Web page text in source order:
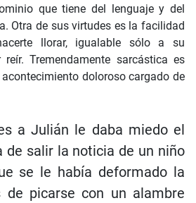
que tiene del lenguaje y del
Otra de sus virtudes es la facilidad
llorar, igualable sólo a su
Tremendamente sarcástica es
doloroso cargado de
a Julián le daba miedo el
de salir la noticia de un niño
se le había deformado la
de picarse con un alambre